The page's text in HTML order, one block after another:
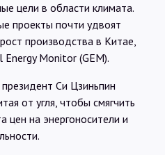
цели в области климата.
проекты почти удвоят
производства в Китае,
Energy Monitor (GEM).
Си Цзиньпин
от угля, чтобы смягчить
цен на энергоносители и